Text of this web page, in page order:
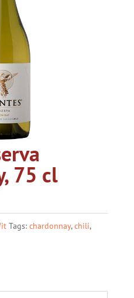
75 cl
Tags: chardonnay,chili,